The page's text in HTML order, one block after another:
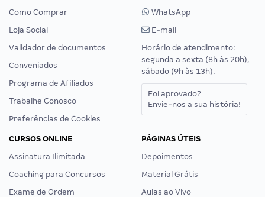
Como Comprar
Loja Social
Validador de documentos
Conveniados
Programa de Afiliados
Trabalhe Conosco
Preferências de Cookies
WhatsApp
E-mail
Horário de atendimento:
segunda a sexta (8h às 20h),
sábado (9h às 13h).
Foi aprovado?
Envie-nos a sua história!
CURSOS ONLINE
Assinatura Ilimitada
Coaching para Concursos
Exame de Ordem
PÁGINAS ÚTEIS
Depoimentos
Material Grátis
Aulas ao Vivo